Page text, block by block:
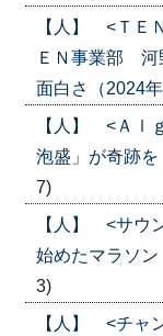
【人】 <Ｔ
ＥＮ事業部 河
面白さ（2024
【人】 <Ａｌ
泡盛」が奇跡
7)
【人】 <サウ
始めたマラソ
3)
【人】 <チャ